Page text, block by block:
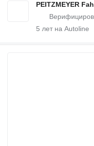
PEITZMEYER
5 лет на Autoline